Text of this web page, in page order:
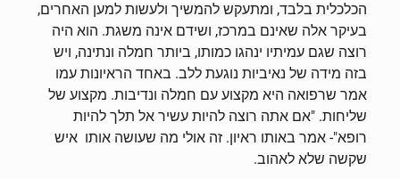
הכלכלית בלבד, ומתעקש להמשיך ולעשות למען האחרים,
בעיקר אלה שאינם במרכז, ושידם אינה משגת. הוא היה
רוצה שגם עמיתיו ינהגו כמותו, ביותר חמלה ונתינה, ויש
בזה מידה של נאיביות נוגעת ללב. באחד הראיונות עמו
אמר שרפואה היא מקצוע עם חמלה ונדיבות. מקצוע של
שליחות. "אם אתה רוצה להיות עשיר אל תלך להיות
רופא"- אמר באותו ראיון. זה אולי מה שעושה אותו איש
שקשה שלא לאהוב.